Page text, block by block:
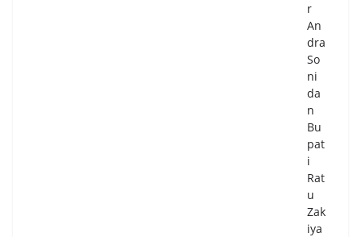
r
An
dra
So
ni
da
n
Bu
pat
i
Rat
u
Zak
iya